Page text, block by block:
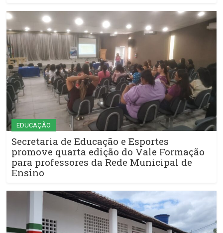
EDUCAÇÃO
Secretaria de Educação e Esportes
promove quarta edição do Vale Formação
para professores da Rede Municipal de
Ensino